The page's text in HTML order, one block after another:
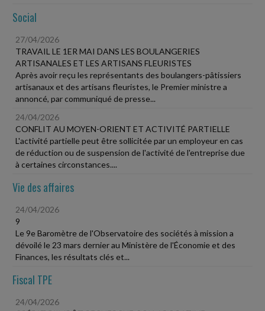
Social
27/04/2026
TRAVAIL LE 1ER MAI DANS LES BOULANGERIES
ARTISANALES ET LES ARTISANS FLEURISTES
Après avoir reçu les représentants des boulangers-pâtissiers
artisanaux et des artisans fleuristes, le Premier ministre a
annoncé, par communiqué de presse...
24/04/2026
CONFLIT AU MOYEN-ORIENT ET ACTIVITÉ PARTIELLE
L'activité partielle peut être sollicitée par un employeur en cas
de réduction ou de suspension de l'activité de l'entreprise due
à certaines circonstances....
Vie des affaires
24/04/2026
9
Le 9e Baromètre de l'Observatoire des sociétés à mission a
dévoilé le 23 mars dernier au Ministère de l'Économie et des
Finances, les résultats clés et...
Fiscal TPE
24/04/2026